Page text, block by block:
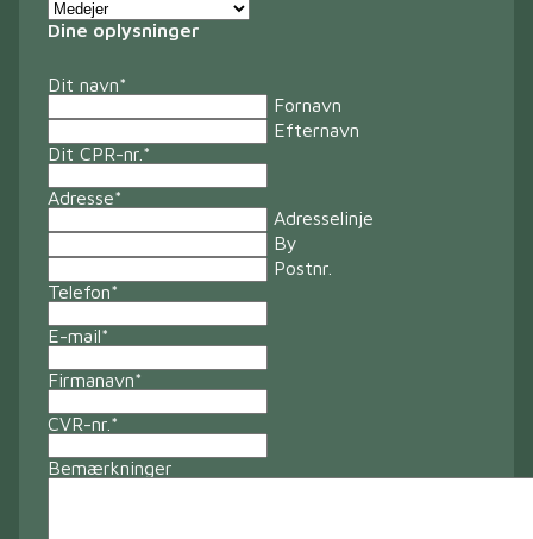
Dine oplysninger
Dit navn*
Fornavn
Efternavn
Dit CPR-nr. *
Adresse*
Adresselinje
By
Postnr.
Telefon*
E-mail*
Firmanavn*
CVR-nr. *
Bemærkninger